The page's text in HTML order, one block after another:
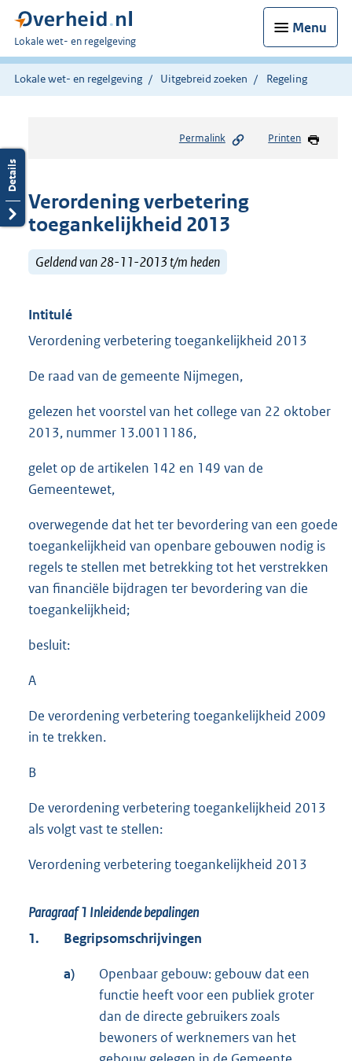
Menu
U
bent
hier:
Lokale wet- en regelgeving
Lokale wet- en regelgeving Uitgebreid zoeken Regeling
Permalink Printen
Verordening verbetering
toegankelijkheid 2013
Geldend van 28-11-2013 t/m heden
Intitulé
Verordening verbetering toegankelijkheid 2013
De raad van de gemeente Nijmegen,
gelezen het voorstel van het college van 22 oktober
2013, nummer 13.0011186,
gelet op de artikelen 142 en 149 van de
Gemeentewet,
overwegende dat het ter bevordering van een goede
toegankelijkheid van openbare gebouwen nodig is
regels te stellen met betrekking tot het verstrekken
van financiële bijdragen ter bevordering van die
toegankelijkheid;
besluit:
A
De verordening verbetering toegankelijkheid 2009
in te trekken.
B
De verordening verbetering toegankelijkheid 2013
als volgt vast te stellen:
Verordening verbetering toegankelijkheid 2013
Paragraaf 1 Inleidende bepalingen
1.
Begripsomschrijvingen
a)
Openbaar gebouw: gebouw dat een
functie heeft voor een publiek groter
dan de directe gebruikers zoals
bewoners of werknemers van het